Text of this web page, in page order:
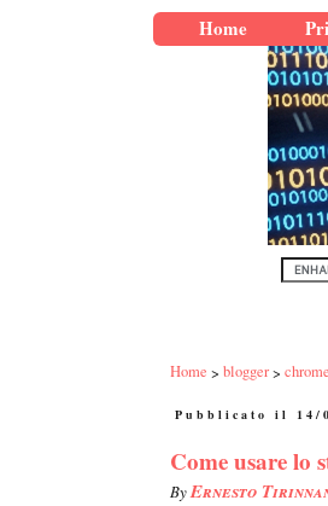
Home
Home blogger chrome
Pubblicato il 14/
Come usare lo
ByErnesto